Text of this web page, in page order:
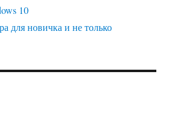
10
для новичка и не только